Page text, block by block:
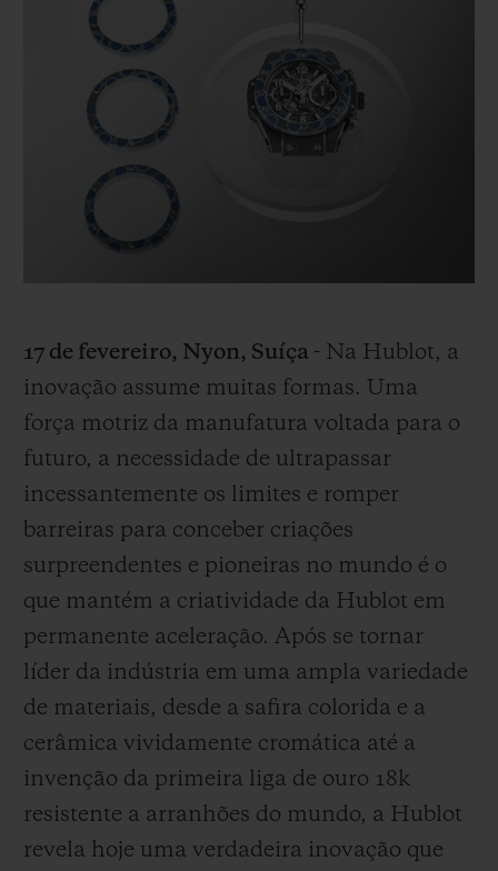
17 de fevereiro, Nyon, Suíça - Na Hublot, a
inovação assume muitas formas. Uma
força motriz da manufatura voltada para o
futuro, a necessidade de ultrapassar
incessantemente os limites e romper
barreiras para conceber criações
surpreendentes e pioneiras no mundo é o
que mantém a criatividade da Hublot em
permanente aceleração. Após se tornar
líder da indústria em uma ampla variedade
de materiais, desde a safira colorida e a
cerâmica vividamente cromática até a
invenção da primeira liga de ouro 18k
resistente a arranhões do mundo, a Hublot
revela hoje uma verdadeira inovação que
SUMMER MULTI-
COLORED CERAMIC
BIG BANG
SERVIÇIOS EXCLUSIVOS
ENTREGA E DEVOLUÇÕES DE CORTESIA
EMBALAGEM DE PRESENTES
CONTATO